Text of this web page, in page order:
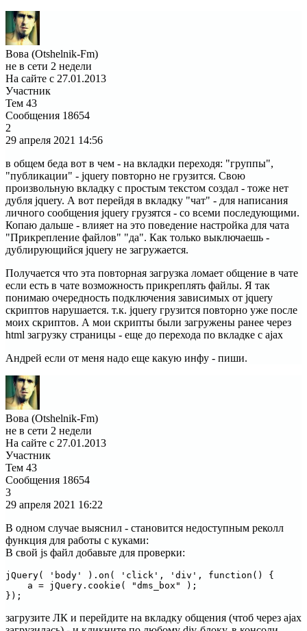
Вова (Otshelnik-Fm)
не в сети 2 недели
На сайте с 27.01.2013
Участник
Тем 43
Сообщения 18654
2
29 апреля 2021 14:56
в общем беда вот в чем - на вкладки переходя: "группы",
"публикации" - jquery повторно не грузится. Свою
произвольную вкладку с простым текстом создал - тоже нет
дубля jquery. А вот перейдя в вкладку "чат" - для написания
личного сообщения jquery грузятся - со всеми последующими.
Копаю дальше - влияет на это поведение настройка для чата
"Прикрепление файлов" "да". Как только выключаешь -
дублирующийся jquery не загружается.
Получается что эта повторная загрузка ломает общение в чате
если есть в чате возможность прикреплять файлы. Я так
понимаю очередность подключения зависимых от jquery
скриптов нарушается. т.к. jquery грузится повторно уже после
моих скриптов. А мои скрипты были загружены ранее через
html загрузку страницы - еще до перехода по вкладке с ajax
Андрей если от меня надо еще какую инфу - пиши.
Вова (Otshelnik-Fm)
не в сети 2 недели
На сайте с 27.01.2013
Участник
Тем 43
Сообщения 18654
3
29 апреля 2021 16:22
В одном случае выяснил - становится недоступным реколл
функция для работы с куками:
В свой js файл добавьте для проверки:
jQuery( 'body' ).on( 'click', 'div', function() {
    a = jQuery.cookie( "dms_box" );
});
загрузите ЛК и перейдите на вкладку общения (чтоб через ajax